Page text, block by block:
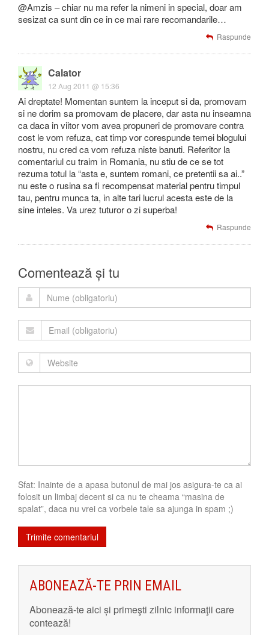
@Amzis – chiar nu ma refer la nimeni in special, doar am
sesizat ca sunt din ce in ce mai rare recomandarile…
Raspunde
Calator
12 Aug 2011 @ 15:36
Ai dreptate! Momentan suntem la inceput si da, promovam
si ne dorim sa promovam de placere, dar asta nu inseamna
ca daca in viitor vom avea propuneri de promovare contra
cost le vom refuza, cat timp vor corespunde temei blogului
nostru, nu cred ca vom refuza niste banuti. Referitor la
comentariul cu traim in Romania, nu stiu de ce se tot
rezuma totul la “asta e, suntem romani, ce pretentii sa ai..”
nu este o rusina sa fi recompensat material pentru timpul
tau, pentru munca ta, in alte tari lucrul acesta este de la
sine inteles. Va urez tuturor o zi superba!
Raspunde
Comentează și tu
Sfat: Inainte de a apasa butonul de mai jos asigura-te ca ai
folosit un limbaj decent si ca nu te cheama “masina de
spalat”, daca nu vrei ca vorbele tale sa ajunga in spam ;)
ABONEAZĂ-TE PRIN EMAIL
Abonează-te aici și primeşti zilnic informaţii care
contează!